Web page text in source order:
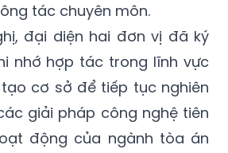
tác chuyên môn.
đại diện hai đơn vị đã ký
nhớ hợp tác trong lĩnh vực
cơ sở để tiếp tục nghiên
giải pháp công nghệ tiên
động của ngành tòa án